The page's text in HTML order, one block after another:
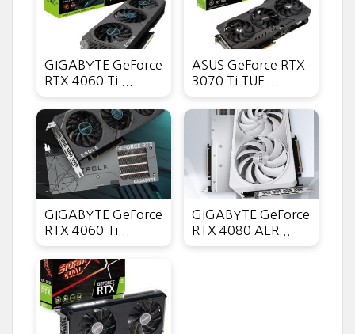
GIGABYTE GeForce
RTX 4060 Ti ...
ASUS GeForce RTX
3070 Ti TUF ...
GIGABYTE GeForce
RTX 4060 Ti...
GIGABYTE GeForce
RTX 4080 AER...